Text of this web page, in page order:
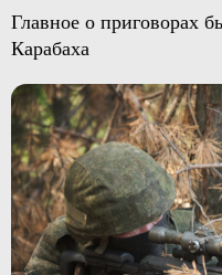
Главное о приговорах
Карабаха